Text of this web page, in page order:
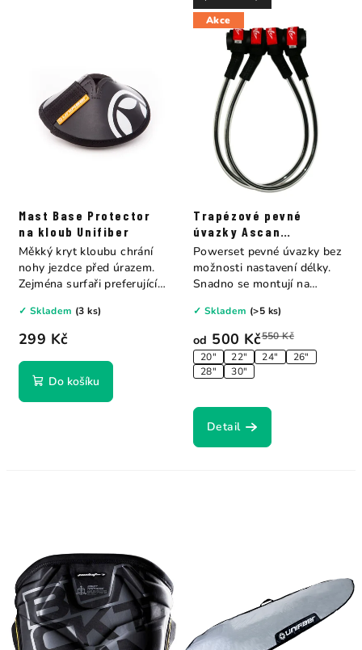
Mast Base Protector
na kloub Unifiber
299 Kč
✓ Skladem (3 ks)
Do košíku
Měkký kryt kloubu chrání
nohy jezdce před úrazem.
Zejména surfaři preferující
Akce
Trapézové pevné
úvazky Ascan
Powerset
od 500 Kč550 Kč
20" 22" 24"
26"
28"
30"
✓ Skladem (>5 ks)
Detail
Powerset pevné úvazky bez
možnosti nastavení délky.
Snadno se montují na